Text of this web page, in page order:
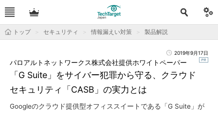
トップ セキュリティ 情報漏えい対策 製品解説
2019年9月17日
「G Suite」をサイバー犯罪から守る、クラウド
セキュリティ「CASB」の実力とは
パロアルトネットワークス株式会社提供ホワイトペーパー
Googleのクラウド提供型オフィススイートである「G Suite」が